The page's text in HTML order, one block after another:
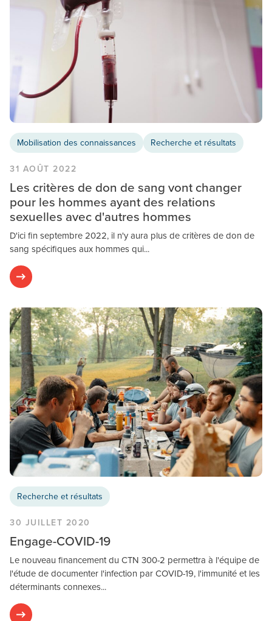
Mobilisation des connaissances Recherche et résultats
31 AOÛT 2022
Les critères de don de sang vont changer
pour les hommes ayant des relations
sexuelles avec d'autres hommes
D'ici fin septembre 2022, il n'y aura plus de critères de don de
sang spécifiques aux hommes qui...
Recherche et résultats
30 JUILLET 2020
Engage-COVID-19
Le nouveau financement du CTN 300-2 permettra à l'équipe de
l'étude de documenter l'infection par COVID-19, l'immunité et les
déterminants connexes...